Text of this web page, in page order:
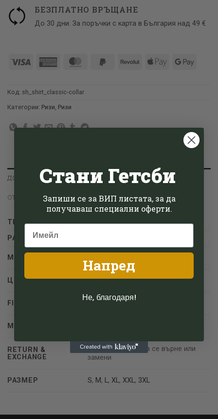
БЕЗПЛАТНО ВРЪЩАНЕ
До 30 дни. За поръчки с карта в България над 49 €
Visa
American MasterCardPayPal
RevolutApple
Google
Код: sh_shirt_classic-collar
Категории: Ризи, Ризи
ДОПЪЛНИТЕЛНА ИНФОРМАЦИЯ
ОТЗИВИ (0)
ТЕГЛО
0.4 кг
РАЗМЕРИ
МАРКА
ЦВЯТ Бял
FIT Regular Fit, Slim Fit
MATERIAL
RETURN &
EXCHANGE
Продукта може да се върне или
замени
РАЗМЕР S, M, L,XL,XXL, 3XL
Стани Гетсби
Запиши се за ВИП листата, за да
получаваш специални оферти.
Напред
Не, благодаря!